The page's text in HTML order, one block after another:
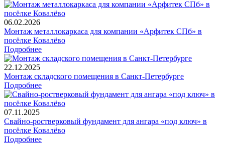
06.02.2026
Монтаж металлокаркаса для компании «Арфитек СПб» в
посёлке Ковалёво
Подробнее
22.12.2025
Монтаж складского помещения в Санкт-Петербурге
Подробнее
07.11.2025
Свайно-ростверковый фундамент для ангара «под ключ» в
посёлке Ковалёво
Подробнее